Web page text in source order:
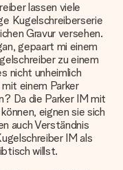
lassen viele
Kugelschreiberserie
Gravur versehen.
gepaart mi einem
zu einem
nicht unheimlich
einem Parker
Da die Parker IM mit
eignen sie sich
auch Verständnis
IM als
willst.